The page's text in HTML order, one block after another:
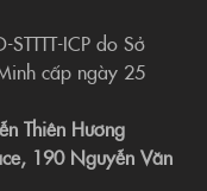
ICP do Sở
cấp ngày 25
Thiên Hương
190 Nguyễn Văn